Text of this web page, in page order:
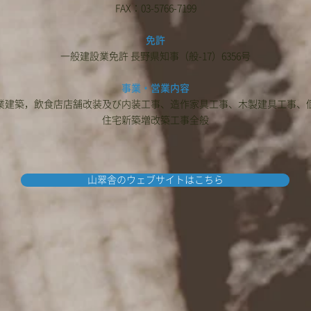
FAX：03-5766-7199
免許
一般建設業免許 長野県知事（般-17）6356号
事業・営業内容
建築，飲食店店舗改装及び内装工事、造作家具工事、木製建具工事、
住宅新築増改築工事全般
山翠舎のウェブサイトはこちら